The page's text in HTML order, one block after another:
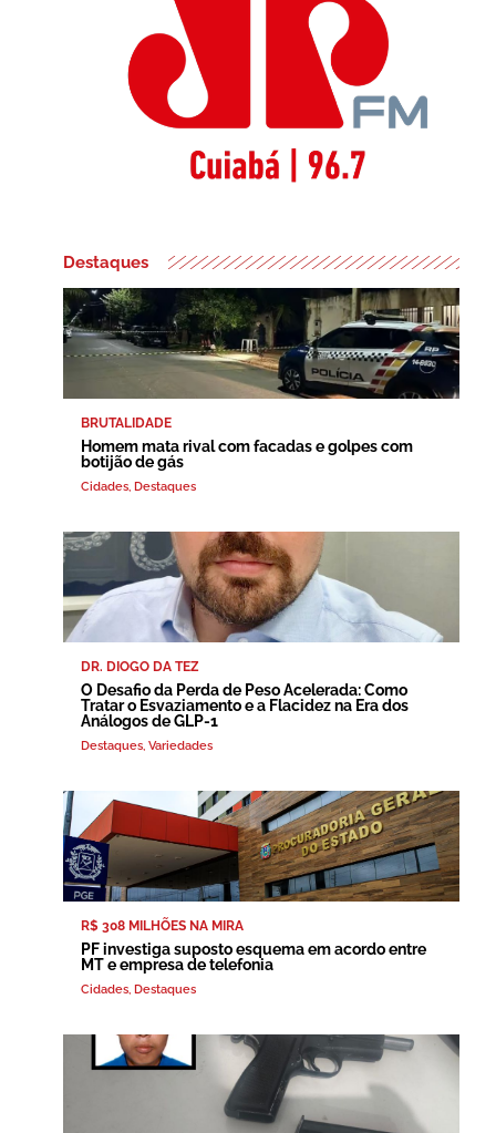
Destaques
BRUTALIDADE
Homem mata rival com facadas e golpes com
botijão de gás
Cidades, Destaques
DR. DIOGO DA TEZ
O Desafio da Perda de Peso Acelerada: Como
Tratar o Esvaziamento e a Flacidez na Era dos
Análogos de GLP-1
Destaques, Variedades
R$ 308 MILHÕES NA MIRA
PF investiga suposto esquema em acordo entre
MT e empresa de telefonia
Cidades, Destaques